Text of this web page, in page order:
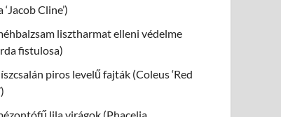
Cline’)
lisztharmat elleni védelme
fistulosa)
piros levelű fajták (Coleus ‘Red